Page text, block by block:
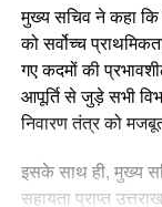
मुख्य सचिव ने कहा कि
को सर्वोच्च
गए कदमों की
आपूर्ति से जुड़े सभी
निवारण तंत्र को
इसके साथ ही, मुख्य
सहायता प्राप्त